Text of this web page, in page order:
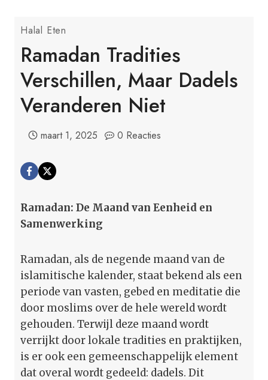
Halal Eten
Ramadan Tradities
Verschillen, Maar Dadels
Veranderen Niet
maart 1, 2025 0 Reacties
Ramadan: De Maand van Eenheid en
Samenwerking
Ramadan, als de negende maand van de
islamitische kalender, staat bekend als een
periode van vasten, gebed en meditatie die
door moslims over de hele wereld wordt
gehouden. Terwijl deze maand wordt
verrijkt door lokale tradities en praktijken,
is er ook een gemeenschappelijk element
dat overal wordt gedeeld: dadels. Dit